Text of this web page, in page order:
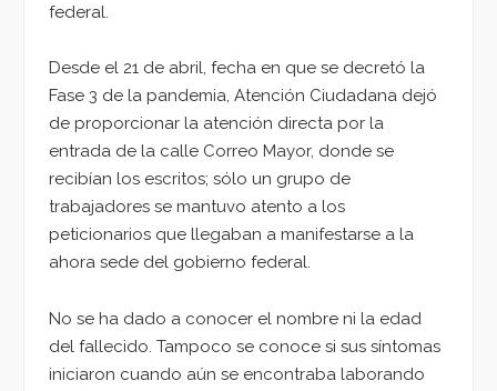
federal.
Desde el 21 de abril, fecha en que se decretó la
Fase 3 de la pandemia, Atención Ciudadana dejó
de proporcionar la atención directa por la
entrada de la calle Correo Mayor, donde se
recibían los escritos; sólo un grupo de
trabajadores se mantuvo atento a los
peticionarios que llegaban a manifestarse a la
ahora sede del gobierno federal.
No se ha dado a conocer el nombre ni la edad
del fallecido. Tampoco se conoce si sus síntomas
iniciaron cuando aún se encontraba laborando